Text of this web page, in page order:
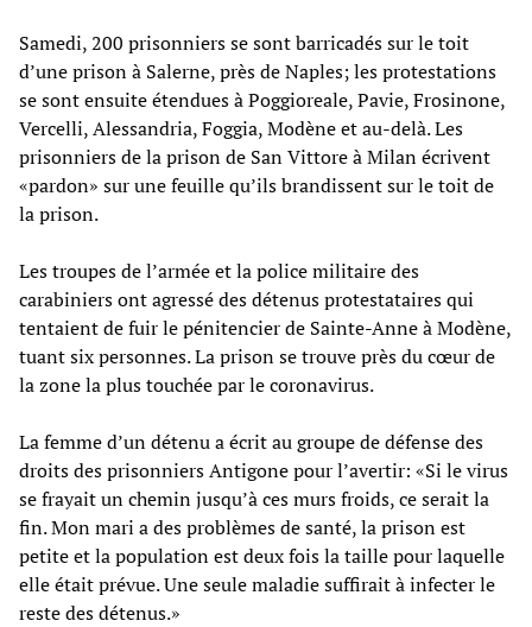
Samedi, 200 prisonniers se sont barricadés sur le toit
d’une prison à Salerne, près de Naples; les protestations
se sont ensuite étendues à Poggioreale, Pavie, Frosinone,
Vercelli, Alessandria, Foggia, Modène et au-delà. Les
prisonniers de la prison de San Vittore à Milan écrivent
«pardon» sur une feuille qu’ils brandissent sur le toit de
la prison.
Les troupes de l’armée et la police militaire des
carabiniers ont agressé des détenus protestataires qui
tentaient de fuir le pénitencier de Sainte-Anne à Modène,
tuant six personnes. La prison se trouve près du cœur de
la zone la plus touchée par le coronavirus.
La femme d’un détenu a écrit au groupe de défense des
droits des prisonniers Antigone pour l’avertir: «Si le virus
se frayait un chemin jusqu’à ces murs froids, ce serait la
fin. Mon mari a des problèmes de santé, la prison est
petite et la population est deux fois la taille pour laquelle
elle était prévue. Une seule maladie suffirait à infecter le
reste des détenus.»